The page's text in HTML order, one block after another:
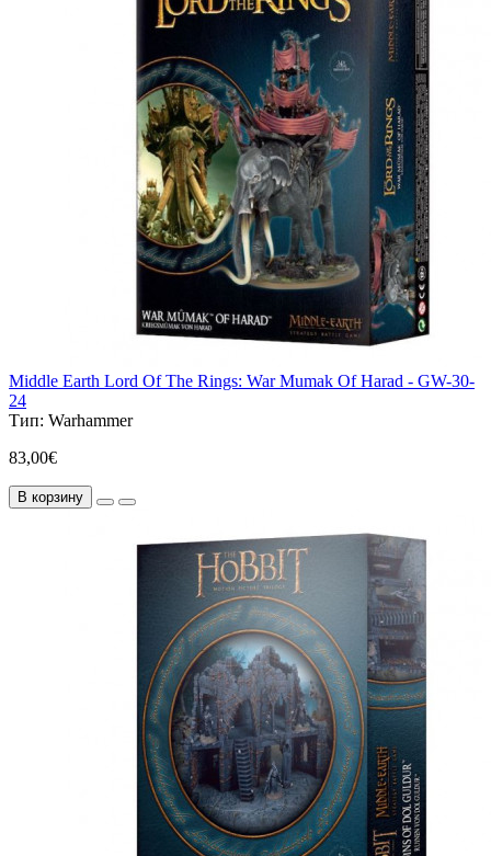
Middle Earth Lord Of The Rings: War Mumak Of Harad - GW-30-
24
Тип: Warhammer
83,00€
В корзину